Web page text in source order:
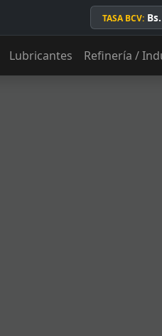
TASA BCV:
Lubricantes Refinería /